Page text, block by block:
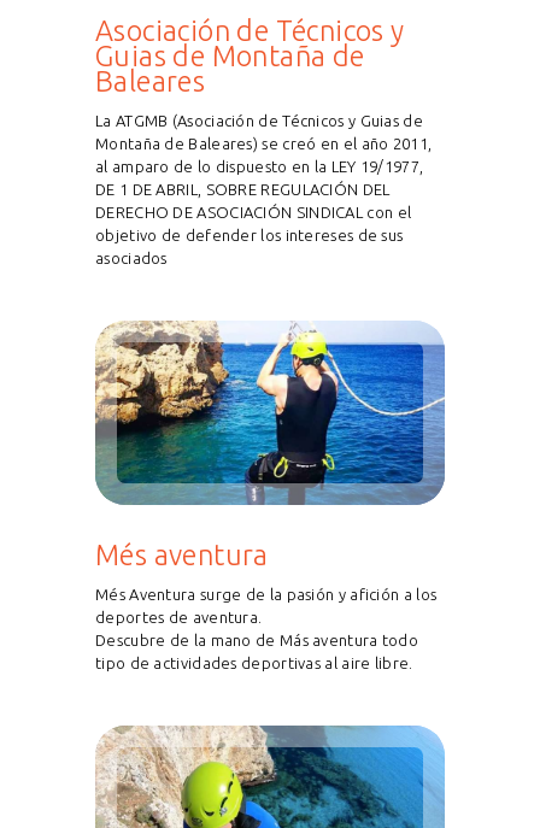
Asociación de Técnicos y
Guias de Montaña de
Baleares
La ATGMB (Asociación de Técnicos y Guias de
Montaña de Baleares) se creó en el año 2011,
al amparo de lo dispuesto en la LEY 19/1977,
DE 1 DE ABRIL, SOBRE REGULACIÓN DEL
DERECHO DE ASOCIACIÓN SINDICAL con el
objetivo de defender los intereses de sus
asociados
Més aventura
Més Aventura surge de la pasión y afición a los
deportes de aventura.
Descubre de la mano de Más aventura todo
tipo de actividades deportivas al aire libre.